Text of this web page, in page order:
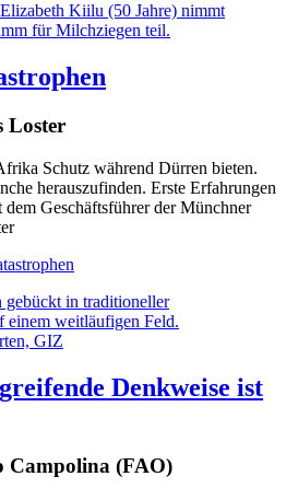
Kiilu (50 Jahre) nimmt
für Milchziegen teil.
Loster
Schutz während Dürren bieten.
herauszufinden. Erste Erfahrungen
Geschäftsführer der Münchner
GIZ
Denkweise ist
Campolina (FAO)